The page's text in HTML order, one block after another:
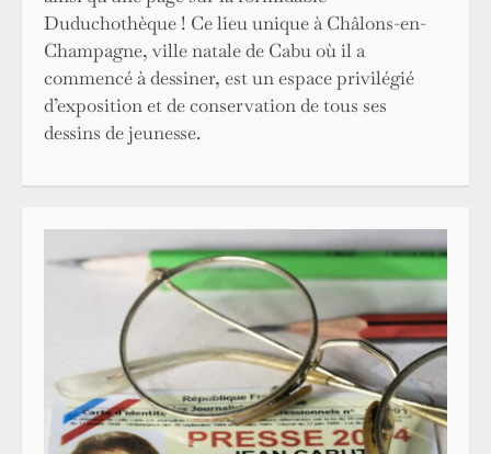
Duduchothèque ! Ce lieu unique à Châlons-en-
Champagne, ville natale de Cabu où il a
commencé à dessiner, est un espace privilégié
d’exposition et de conservation de tous ses
dessins de jeunesse.